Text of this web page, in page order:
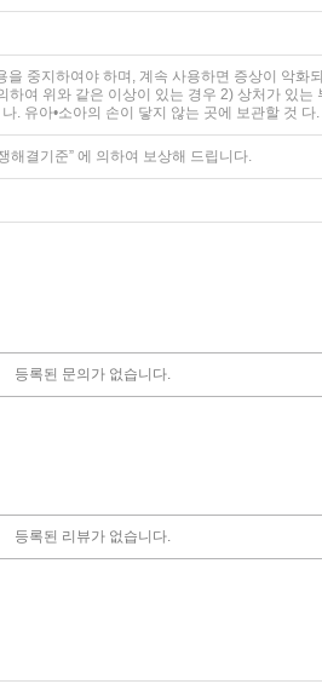
중지하여야 하며, 계속 사용하면 증상이 악화
여 위와 같은 이상이 있는 경우 2) 상처가 있
. 유아•소아의 손이 닿지 않는 곳에 보관할 것
해결기준” 에 의하여 보상해 드립니다.
등록된 문의가 없습니다.
등록된 리뷰가 없습니다.